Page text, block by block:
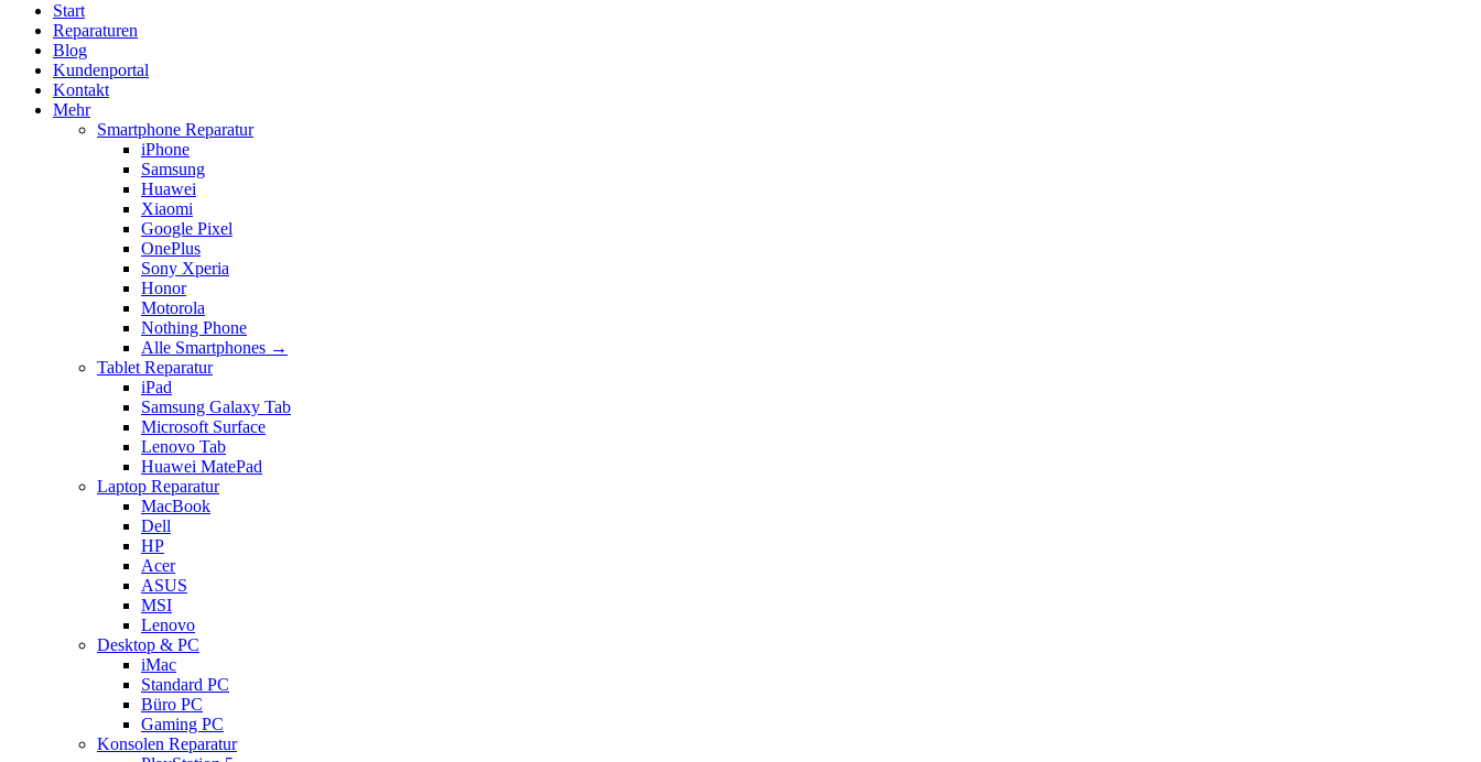
Start
Reparaturen
Blog
Kundenportal
Kontakt
Mehr
Smartphone Reparatur
iPhone
Samsung
Huawei
Xiaomi
Google Pixel
OnePlus
Sony Xperia
Honor
Motorola
Nothing Phone
Alle Smartphones →
Tablet Reparatur
iPad
Samsung Galaxy Tab
Microsoft Surface
Lenovo Tab
Huawei MatePad
Laptop Reparatur
MacBook
Dell
HP
Acer
ASUS
MSI
Lenovo
Desktop & PC
iMac
Standard PC
Büro PC
Gaming PC
Konsolen Reparatur